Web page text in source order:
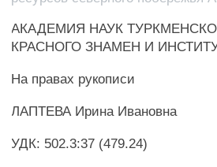
АКАДЕМИЯ НАУК
КРАСНОГО ЗНАМЕН И
На правах рукописи
ЛАПТЕВА Ирина Ивановна
УДК: 502.3:37 (479.24)